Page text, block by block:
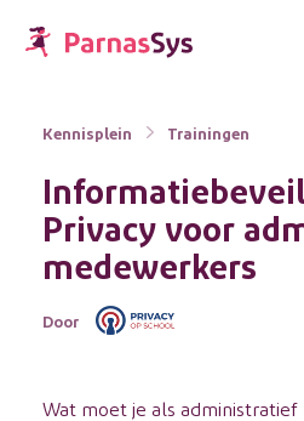
Kennisplein Trainingen
Privacy voor
medewerkers
Door
Wat moet je als